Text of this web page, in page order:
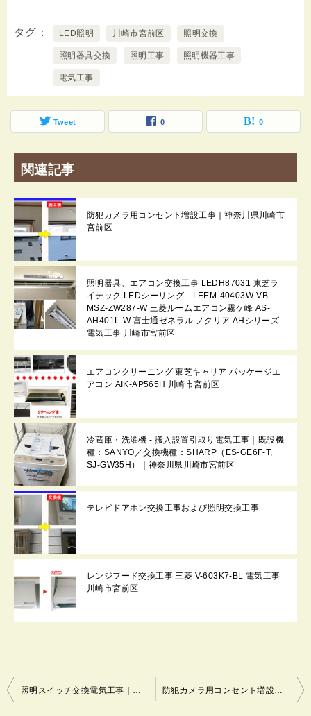
タグ LED照明 川崎市宮前区 照明交換
照明器具交換 照明工事 照明機器工事
電気工事
Tweet 0 0
関連記事
防犯カメラ用コンセント増設工事｜神奈川県川崎市
宮前区
照明器具、エアコン交換工事 LEDH87031 東芝ラ
イテック LEDシーリング LEEM-40403W-VB
MSZ-ZW287-W 三菱ルームエアコン霧ケ峰 AS-
AH401L-W 富士通ゼネラル ノクリア AHシリーズ
電気工事 川崎市宮前区
エアコンクリーニング 東芝キャリア パッケージエ
アコン AIK-AP565H 川崎市宮前区
冷蔵庫・洗濯機 - 搬入設置引取り電気工事｜既設機
種：SANYO／交換機種：SHARP（ES-GE6F-T,
SJ-GW35H）｜神奈川県川崎市宮前区
テレビドアホン交換工事および照明交換工事
レンジフード交換工事 三菱 V-603K7-BL 電気工事
川崎市宮前区
投
稿